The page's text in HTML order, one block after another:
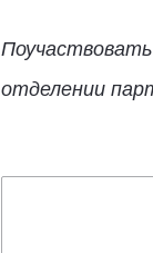
отделении